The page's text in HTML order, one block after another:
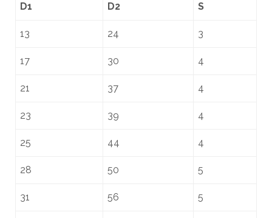
D1 D2 S
13 24 3
17 30 4
21 37 4
23 39 4
25 44 4
28 50 5
31 56 5